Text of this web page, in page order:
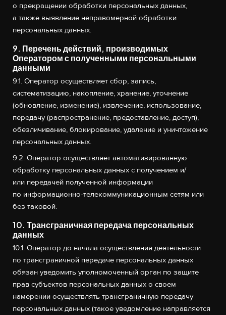
о прекращении обработки персональных данных,
а также выявление неправомерной обработки
персональных данных.
9. Перечень действий, производимых
Оператором с полученными персональными
данными
9.1. Оператор осуществляет сбор, запись,
систематизацию, накопление, хранение, уточнение
(обновление, изменение), извлечение, использование,
передачу (распространение, предоставление, доступ),
обезличивание, блокирование, удаление и уничтожение
персональных данных.
9.2. Оператор осуществляет автоматизированную
обработку персональных данных с получением и/
или передачей полученной информации
по информационно-телекоммуникационным сетям или
без таковой.
10. Трансграничная передача персональных
данных
10.1. Оператор до начала осуществления деятельности
по трансграничной передаче персональных данных
обязан уведомить уполномоченный орган по защите
прав субъектов персональных данных о своем
намерении осуществлять трансграничную передачу
персональных данных (такое уведомление направляется